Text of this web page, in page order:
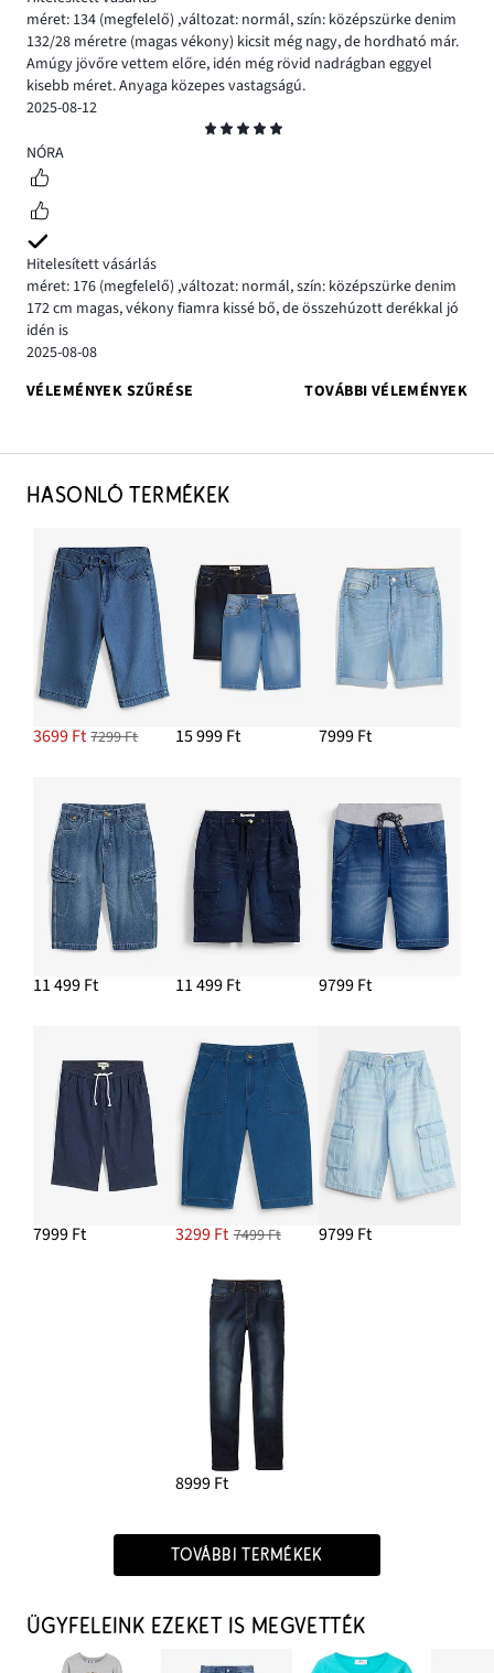
méret: 134 (megfelelő) ,változat: normál,szín: középszürke denim
132/28 méretre (magas vékony) kicsit még nagy, de hordható már.
Amúgy jövőre vettem előre, idén még rövid nadrágban eggyel
kisebb méret. Anyaga közepes vastagságú.
2025-08-12
5
NÓRA
Hitelesített vásárlás
méret: 176 (megfelelő) ,változat: normál,szín: középszürke denim
172 cm magas, vékony fiamra kissé bő, de összehúzott derékkal jó
idén is
2025-08-08
VÉLEMÉNYEK SZŰRÉSE
TOVÁBBI VÉLEMÉNYEK
HASONLÓ TERMÉKEK
3699 Ft 7299 Ft 15 999 Ft 7999 Ft
11 499 Ft 11 499 Ft 9799 Ft
7999 Ft 3299 Ft 7499 Ft 9799 Ft
8999 Ft
TOVÁBBI TERMÉKEK
ÜGYFELEINK EZEKET IS MEGVETTÉK